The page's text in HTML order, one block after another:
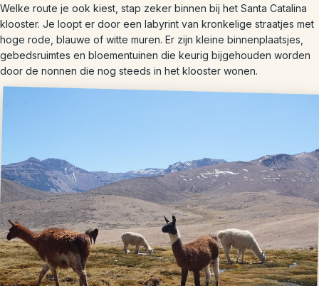
Welke route je ook kiest, stap zeker binnen bij het Santa Catalina
klooster. Je loopt er door een labyrint van kronkelige straatjes met
hoge rode, blauwe of witte muren. Er zijn kleine binnenplaatsjes,
gebedsruimtes en bloementuinen die keurig bijgehouden worden
door de nonnen die nog steeds in het klooster wonen.